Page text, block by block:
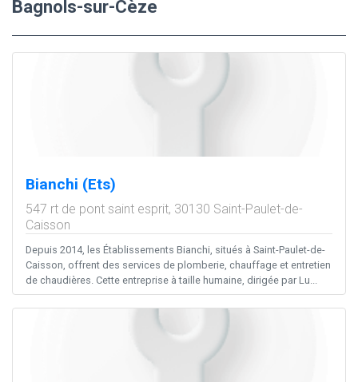
Bagnols-sur-Cèze
Bianchi (Ets)
547 rt de pont saint esprit, 30130 Saint-Paulet-de-
Caisson
Depuis 2014, les Établissements Bianchi, situés à Saint-Paulet-de-
Caisson, offrent des services de plomberie, chauffage et entretien
de chaudières. Cette entreprise à taille humaine, dirigée par Lu...